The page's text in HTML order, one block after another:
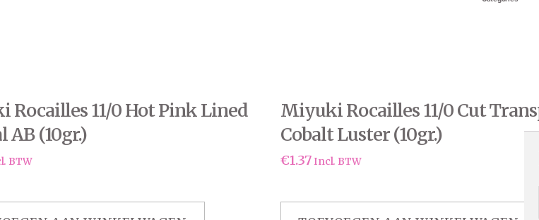
Rocailles 11/0 Hot Pink Lined
AB (10gr.)
BTW
Miyuki Rocailles 11/0 Cut
Cobalt Luster (10gr.)
€1.37 Incl. BTW